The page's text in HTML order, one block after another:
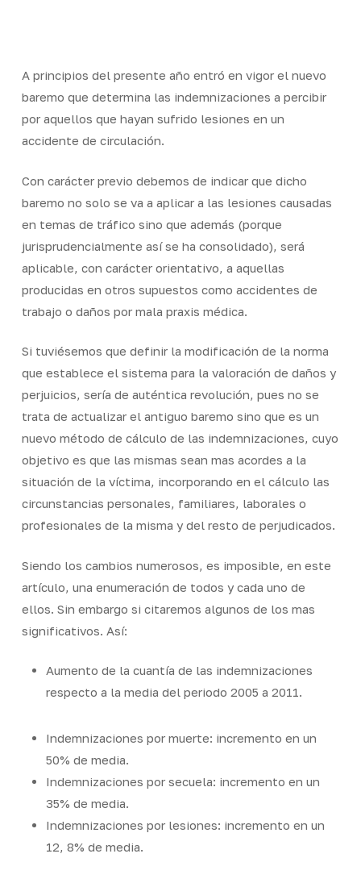
contentA principios del presente año entró en vigor el nuevo
baremo que determina las indemnizaciones a percibir
por aquellos que hayan sufrido lesiones en un
accidente de circulación.
Con carácter previo debemos de indicar que dicho
baremo no solo se va a aplicar a las lesiones causadas
en temas de tráfico sino que además (porque
jurisprudencialmente así se ha consolidado), será
aplicable, con carácter orientativo, a aquellas
producidas en otros supuestos como accidentes de
trabajo o daños por mala praxis médica.
Si tuviésemos que definir la modificación de la norma
que establece el sistema para la valoración de daños y
perjuicios, sería de auténtica revolución, pues no se
trata de actualizar el antiguo baremo sino que es un
nuevo método de cálculo de las indemnizaciones, cuyo
objetivo es que las mismas sean mas acordes a la
situación de la víctima, incorporando en el cálculo las
circunstancias personales, familiares, laborales o
profesionales de la misma y del resto de perjudicados.
Siendo los cambios numerosos, es imposible, en este
artículo, una enumeración de todos y cada uno de
ellos. Sin embargo si citaremos algunos de los mas
significativos. Así:
Aumento de la cuantía de las indemnizaciones
respecto a la media del periodo 2005 a 2011.
Indemnizaciones por muerte: incremento en un
50% de media.
Indemnizaciones por secuela: incremento en un
35% de media.
Indemnizaciones por lesiones: incremento en un
12, 8% de media.
Menu